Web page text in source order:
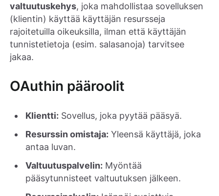
valtuutuskehys, joka mahdollistaa sovelluksen
(klientin) käyttää käyttäjän resursseja
rajoitetuilla oikeuksilla, ilman että käyttäjän
tunnistetietoja (esim. salasanoja) tarvitsee
jakaa.
OAuthin pääroolit
Klientti: Sovellus, joka pyytää pääsyä.
Resurssin omistaja: Yleensä käyttäjä, joka
antaa luvan.
Valtuutuspalvelin: Myöntää
pääsytunnisteet valtuutuksen jälkeen.